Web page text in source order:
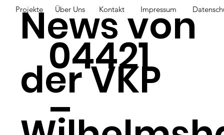
News von
der VKP
Projekte Über Uns Kontakt Impressum
04421
–